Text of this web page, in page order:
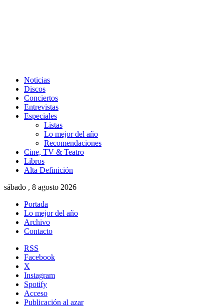
Noticias
Discos
Conciertos
Entrevistas
Especiales
Listas
Lo mejor del año
Recomendaciones
Cine, TV & Teatro
Libros
Alta Definición
sábado , 8 agosto 2026
Portada
Lo mejor del año
Archivo
Contacto
RSS
Facebook
X
Instagram
Spotify
Acceso
Publicación al azar